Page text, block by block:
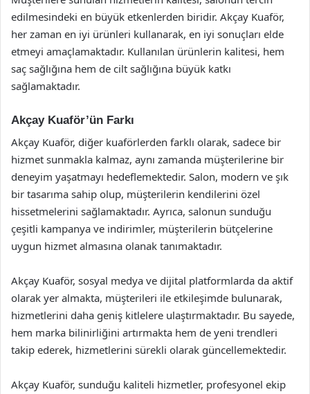
edilmesindeki en büyük etkenlerden biridir. Akçay Kuaför,
her zaman en iyi ürünleri kullanarak, en iyi sonuçları elde
etmeyi amaçlamaktadır. Kullanılan ürünlerin kalitesi, hem
saç sağlığına hem de cilt sağlığına büyük katkı
sağlamaktadır.
Akçay Kuaför’ün Farkı
Akçay Kuaför, diğer kuaförlerden farklı olarak, sadece bir
hizmet sunmakla kalmaz, aynı zamanda müşterilerine bir
deneyim yaşatmayı hedeflemektedir. Salon, modern ve şık
bir tasarıma sahip olup, müşterilerin kendilerini özel
hissetmelerini sağlamaktadır. Ayrıca, salonun sunduğu
çeşitli kampanya ve indirimler, müşterilerin bütçelerine
uygun hizmet almasına olanak tanımaktadır.
Akçay Kuaför, sosyal medya ve dijital platformlarda da aktif
olarak yer almakta, müşterileri ile etkileşimde bulunarak,
hizmetlerini daha geniş kitlelere ulaştırmaktadır. Bu sayede,
hem marka bilinirliğini artırmakta hem de yeni trendleri
takip ederek, hizmetlerini sürekli olarak güncellemektedir.
Akçay Kuaför, sunduğu kaliteli hizmetler, profesyonel ekip